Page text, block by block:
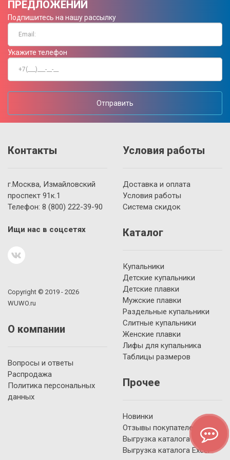
ПРЕДЛОЖЕНИЙ
Подпишитесь на нашу рассылку
Укажите телефон
Отправить
Контакты
г.Москва, Измайловский
проспект 91к.1
Телефон: 8 (800) 222-39-90
Ищи нас в соцсетях
Copyright © 2019 - 2026
WUWO.ru
О компании
Вопросы и ответы
Распродажа
Политика персональных
данных
Условия работы
Доставка и оплата
Условия работы
Система скидок
Каталог
Купальники
Детские купальники
Детские плавки
Мужские плавки
Раздельные купальники
Слитные купальники
Женские плавки
Лифы для купальника
Таблицы размеров
Прочее
Новинки
Отзывы покупателей
Выгрузка каталога YML
Выгрузка каталога Excel